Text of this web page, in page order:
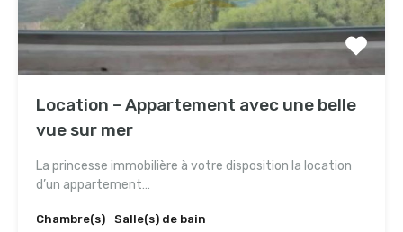
Location – Appartement avec une belle
vue sur mer
La princesse immobilière à votre disposition la location
d’un appartement…
Chambre(s)
Salle(s) de bain